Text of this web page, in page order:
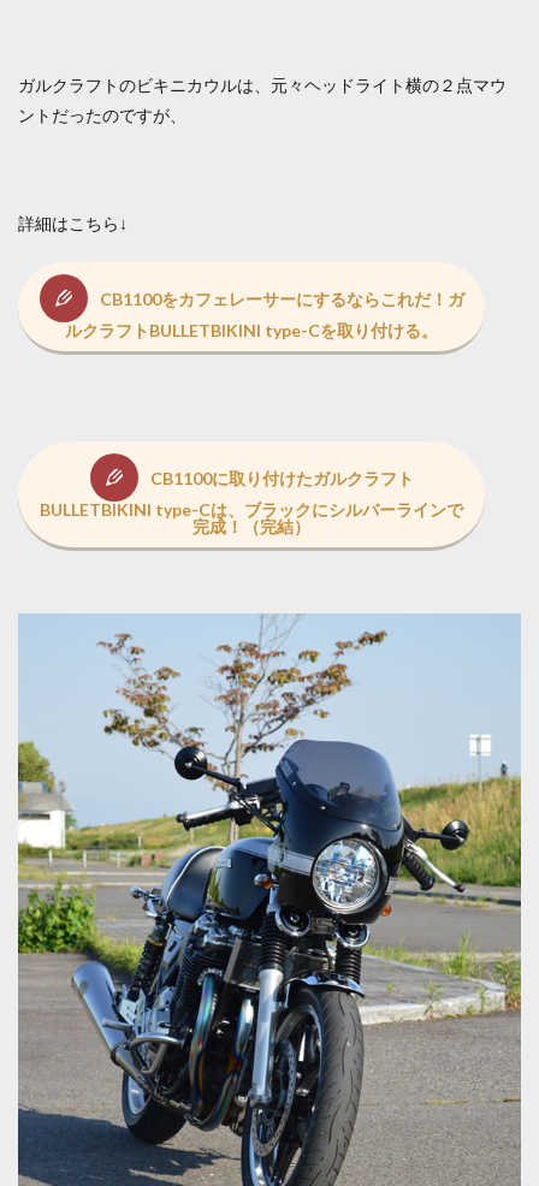
ガルクラフトのビキニカウルは、元々ヘッドライト横の２点マウ
ントだったのですが、
詳細はこちら↓
CB1100をカフェレーサーにするならこれだ！ガ
ルクラフトBULLETBIKINI type-Cを取り付ける。
CB1100に取り付けたガルクラフト
BULLETBIKINI type-Cは、ブラックにシルバーラインで
完成！（完結）